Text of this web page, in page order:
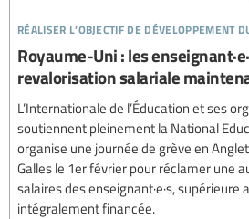
réaliser l’objectif de développement
Royaume-Uni : les
revalorisation salariale
L’Internationale de l’Éducation et ses
soutiennent pleinement la National
organise une journée de grève en
Galles le 1er février pour réclamer une
salaires des enseignant·e·s, supérieure
intégralement financée.